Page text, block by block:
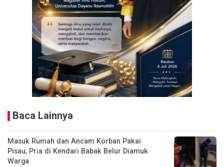
Baca Lainnya
Masuk Rumah dan Ancam Korban Pakai
Pisau, Pria di Kendari Babak Belur Diamuk
Warga